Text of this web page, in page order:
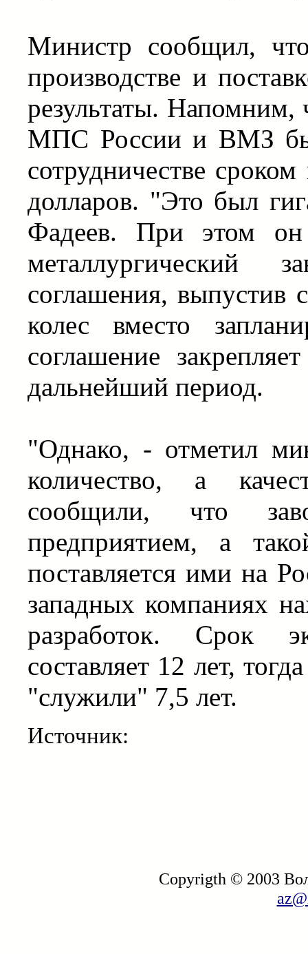
Министр сообщил,
производстве и
результаты.
МПС России и ВМЗ
сотрудничестве
долларов. "Это был
Фадеев. При этом
металлургический
соглашения, выпустив
колес вместо
соглашение
дальнейший период.
"Однако, - отметил
количество, а
сообщили, что
предприятием, а
поставляется ими на
западных компаниях
разработок. Срок
составляет 12 лет,
"служили" 7,5 лет.
Источник:
Copyrigth © 2003